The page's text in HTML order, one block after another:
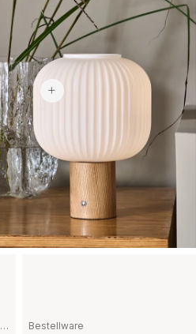
81,90 €
225 €
Nur begrenzte Stückzahl vorrätig Bestellware